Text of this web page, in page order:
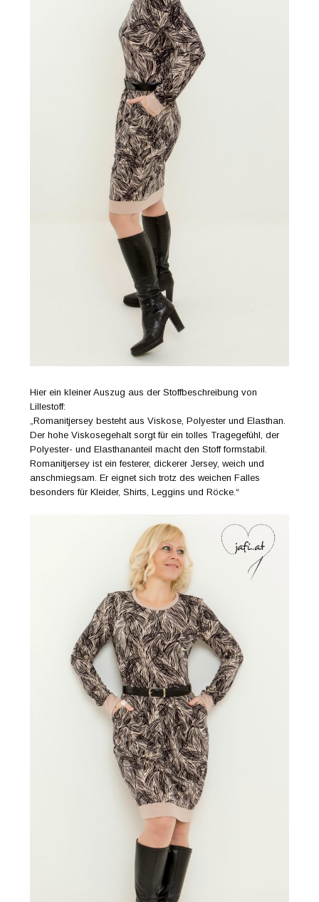
Hier ein kleiner Auszug aus der Stoffbeschreibung von
Lillestoff:
„Romanitjersey besteht aus Viskose, Polyester und Elasthan.
Der hohe Viskosegehalt sorgt für ein tolles Tragegefühl, der
Polyester- und Elasthananteil macht den Stoff formstabil.
Romanitjersey ist ein festerer, dickerer Jersey, weich und
anschmiegsam. Er eignet sich trotz des weichen Falles
besonders für Kleider, Shirts, Leggins und Röcke.“